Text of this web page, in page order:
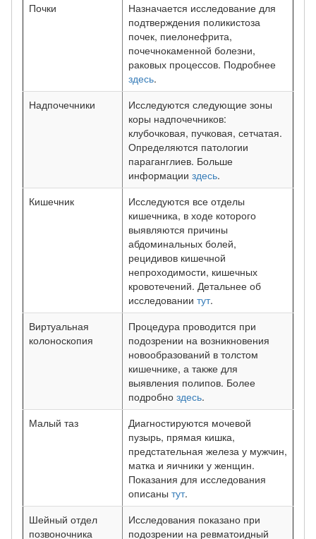
Почки
Назначается исследование для
подтверждения поликистоза
почек, пиелонефрита,
почечнокаменной болезни,
раковых процессов. Подробнее
здесь.
Надпочечники
Исследуются следующие зоны
коры надпочечников:
клубочковая, пучковая, сетчатая.
Определяются патологии
параганглиев. Больше
информации здесь.
Кишечник
Исследуются все отделы
кишечника, в ходе которого
выявляются причины
абдоминальных болей,
рецидивов кишечной
непроходимости, кишечных
кровотечений. Детальнее об
исследовании тут.
Виртуальная
колоноскопия
Процедура проводится при
подозрении на возникновения
новообразований в толстом
кишечнике, а также для
выявления полипов. Более
подробно здесь.
Малый таз
Диагностируются мочевой
пузырь, прямая кишка,
предстательная железа у мужчин,
матка и яичники у женщин.
Показания для исследования
описаны тут.
Шейный отдел
позвоночника
Исследования показано при
подозрении на ревматоидный